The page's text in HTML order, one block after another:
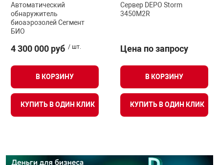
Автоматический
обнаружитель
биоаэрозолей Сегмент
БИО
4 300 000 руб / шт.
В КОРЗИНУ
КУПИТЬ В ОДИН КЛИК
Сервер DEPO Storm
3450M2R
Цена по запросу
В КОРЗИНУ
КУПИТЬ В ОДИН КЛИК